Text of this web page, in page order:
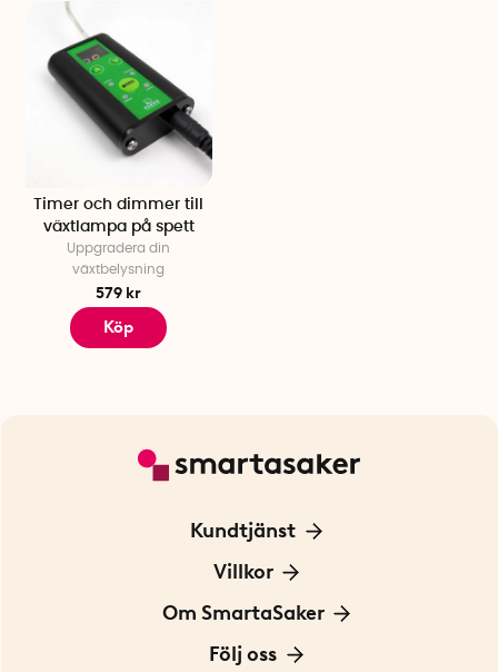
Timer och dimmer till
växtlampa på spett
Uppgradera din
växtbelysning
579 kr
Köp
Kundtjänst
Kontakta oss
För Företag
Villkor
Frakt och leverans
Personuppgiftspolicy
Om SmartaSaker
Om oss
Följ oss